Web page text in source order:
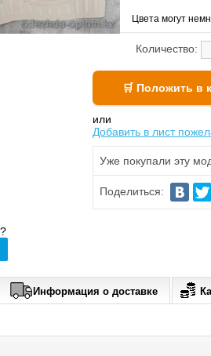
Цвета могут
Количество:
или
Добавить в лист
Уже покупали эту
Поделиться:
Информация о доставке